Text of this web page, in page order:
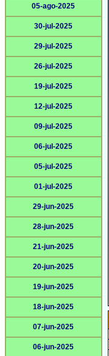
05-ago-2025
30-jul-2025
29-jul-2025
26-jul-2025
19-jul-2025
12-jul-2025
09-jul-2025
06-jul-2025
05-jul-2025
01-jul-2025
29-jun-2025
28-jun-2025
21-jun-2025
20-jun-2025
19-jun-2025
18-jun-2025
07-jun-2025
06-jun-2025